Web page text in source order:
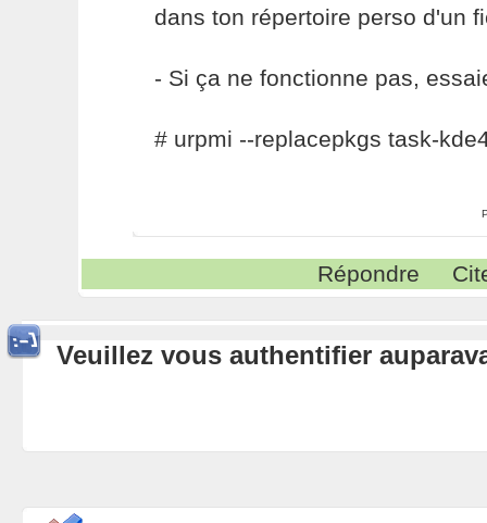
dans ton répertoire perso d'un
- Si ça ne fonctionne pas,
# urpmi --replacepkgs task-
Répondre
Veuillez vous authentifier